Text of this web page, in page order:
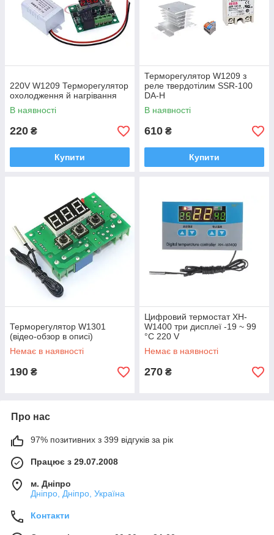
220V W1209 Терморегулятор
охолодження й нагрівання
В наявності
220 ₴
Купити
Терморегулятор W1209 з
реле твердотілим SSR-100
DA-H
В наявності
610 ₴
Купити
Терморегулятор W1301
(відео-обзор в описі)
Немає в наявності
190 ₴
Цифровий термостат XH-
W1400 три дисплеї -19 ~ 99
°C 220 V
Немає в наявності
270 ₴
Про нас
97% позитивних з 399 відгуків за рік
Працює з 29.07.2008
м. Дніпро
Дніпро, Дніпро, Україна
Контакти